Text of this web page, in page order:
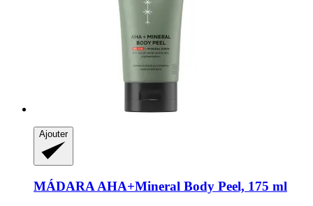
Ajouter
MÁDARA AHA+Mineral Body Peel, 175 ml